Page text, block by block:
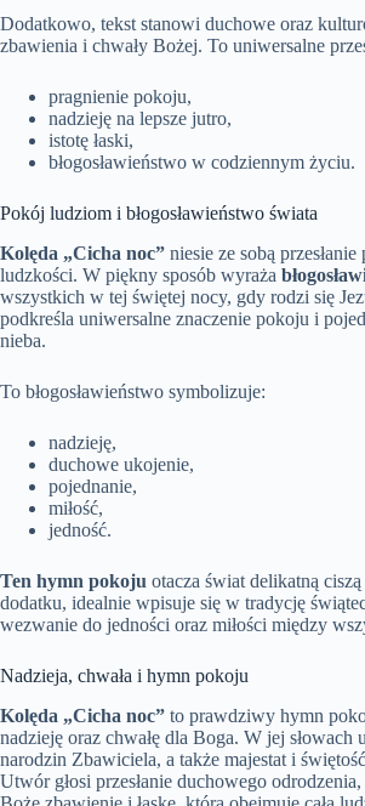
Dodatkowo, tekst stanowi duchowe oraz
zbawienia i chwały Bożej. To uniwersalne
pragnienie pokoju,
nadzieję na lepsze jutro,
istotę łaski,
błogosławieństwo w codziennym życiu.
Pokój ludziom i błogosławieństwo świata
Kolęda „Cicha noc” niesie ze sobą przesłanie
ludzkości. W piękny sposób wyraża
wszystkich w tej świętej nocy, gdy rodzi się
podkreśla uniwersalne znaczenie pokoju i
nieba.
To błogosławieństwo symbolizuje:
nadzieję,
duchowe ukojenie,
pojednanie,
miłość,
jedność.
Ten hymn pokoju otacza świat delikatną
dodatku, idealnie wpisuje się w tradycję
wezwanie do jedności oraz miłości między
Nadzieja, chwała i hymn pokoju
Kolęda „Cicha noc” to prawdziwy hymn
nadzieję oraz chwałę dla Boga. W jej słowach
narodzin Zbawiciela, a także majestat i
Utwór głosi przesłanie duchowego